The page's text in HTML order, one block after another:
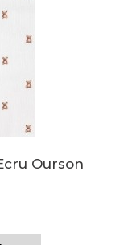
Ourson